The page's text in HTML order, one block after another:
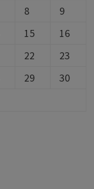
8
9
15
16
22
23
29
30